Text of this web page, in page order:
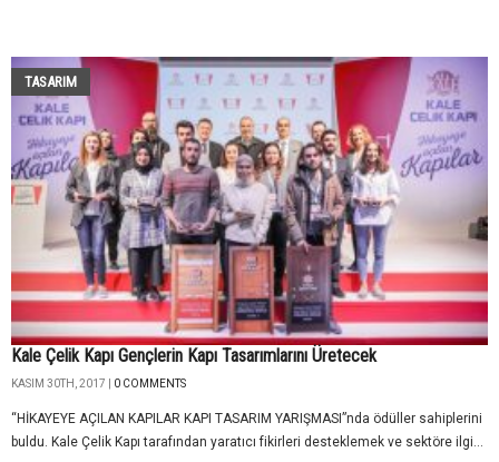
TASARIM
Kale Çelik Kapı Gençlerin Kapı Tasarımlarını Üretecek
KASIM 30TH, 2017 | 0 COMMENTS
“HİKAYEYE AÇILAN KAPILAR KAPI TASARIM YARIŞMASI”nda ödüller sahiplerini
buldu. Kale Çelik Kapı tarafından yaratıcı fikirleri desteklemek ve sektöre ilgi...